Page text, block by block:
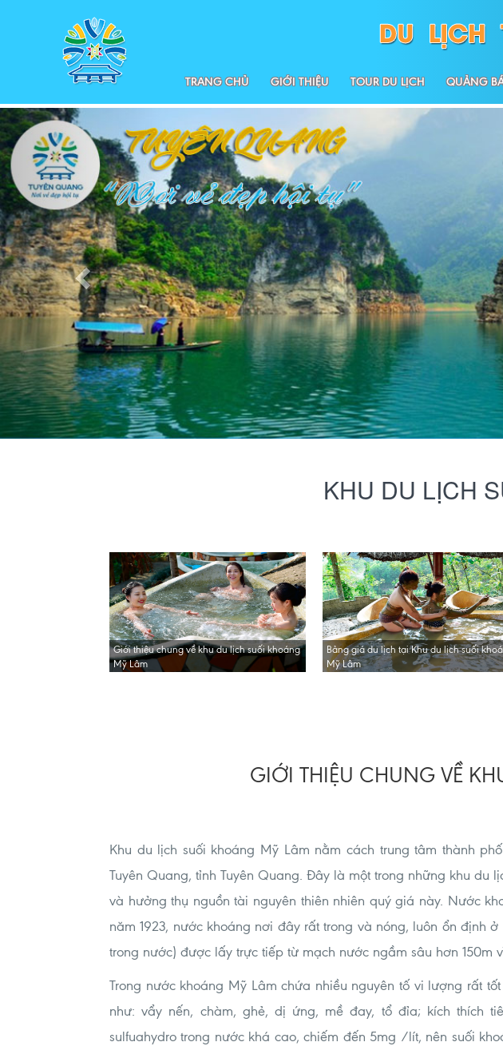
TRANG CHỦ GIỚI THIỆU TOUR DU LỊCH QUẢNG
KHU DU LỊCH
Giới thiệu chung về khu du lịch suối khoáng
Mỹ Lâm
Bảng giá du lịch tại Khu du lịch suối
Mỹ Lâm
GIỚI THIỆU CHUNG VỀ
Khu du lịch suối khoáng Mỹ Lâm nằm cách trung tâm thành
Tuyên Quang, tỉnh Tuyên Quang. Đây là một trong những khu du
và hưởng thụ nguồn tài nguyên thiên nhiên quý giá này. Nước
năm 1923, nước khoáng nơi đây rất trong và nóng, luôn ổn định
trong nước) được lấy trực tiếp từ mạch nước ngầm sâu hơn 150m
Trong nước khoáng Mỹ Lâm chứa nhiều nguyên tố vi lượng rất
như: vẩy nến, chàm, ghẻ, dị ứng, mề đay, tổ đỉa; kích thích
sulfuahydro trong nước khá cao, chiếm đến 5mg /lít, nên suối